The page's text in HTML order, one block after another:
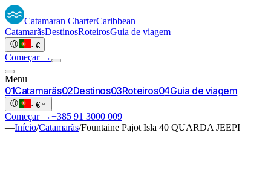
Catamaran CharterCaribbean
CatamarãsDestinosRoteirosGuia de viagem
· €
Começar →
Menu
01Catamarãs02Destinos03Roteiros04Guia de viagem
· €
Começar →+385 91 3000 009
—Início/Catamarãs/Fountaine Pajot Isla 40 QUARDA JEEPI